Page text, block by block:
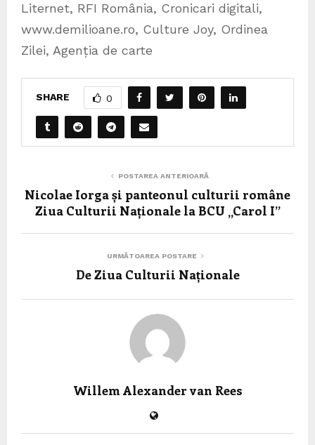
Liternet, RFI România, Cronicari digitali,
www.demilioane.ro, Culture Joy, Ordinea
Zilei, Agenția de carte
SHARE 0
POSTAREA ANTERIOARĂ
Nicolae Iorga și panteonul culturii române
Ziua Culturii Naționale la BCU „Carol I”
URMĂTOAREA POSTARE
De Ziua Culturii Naționale
Willem Alexander van Rees